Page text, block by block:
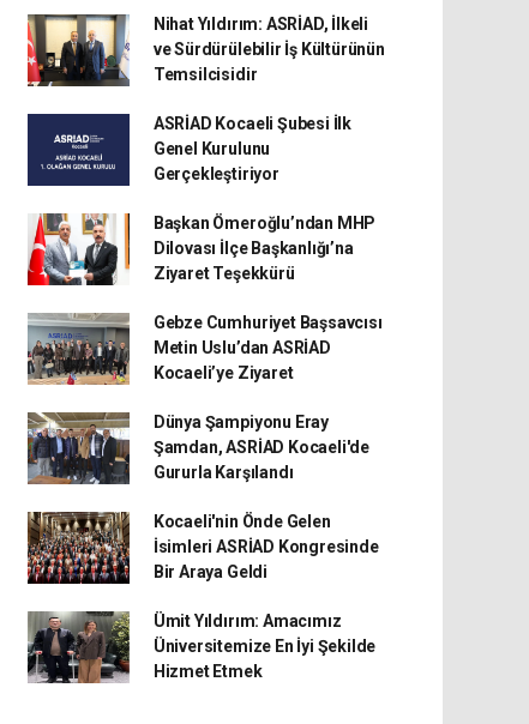
Nihat Yıldırım: ASRİAD, İlkeli
ve Sürdürülebilir İş Kültürünün
Temsilcisidir
ASRİAD Kocaeli Şubesi İlk
Genel Kurulunu
Gerçekleştiriyor
Başkan Ömeroğlu’ndan MHP
Dilovası İlçe Başkanlığı’na
Ziyaret Teşekkürü
Gebze Cumhuriyet Başsavcısı
Metin Uslu’dan ASRİAD
Kocaeli’ye Ziyaret
Dünya Şampiyonu Eray
Şamdan, ASRİAD Kocaeli'de
Gururla Karşılandı
Kocaeli'nin Önde Gelen
İsimleri ASRİAD Kongresinde
Bir Araya Geldi
Ümit Yıldırım: Amacımız
Üniversitemize En İyi Şekilde
Hizmet Etmek